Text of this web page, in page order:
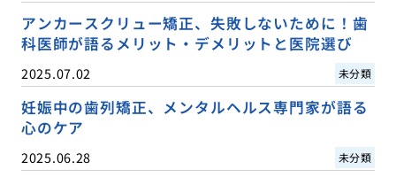
アンカースクリュー矯正、失敗しないために！歯
科医師が語るメリット・デメリットと医院選び
2025.07.02 未分類
妊娠中の歯列矯正、メンタルヘルス専門家が語る
心のケア
2025.06.28 未分類